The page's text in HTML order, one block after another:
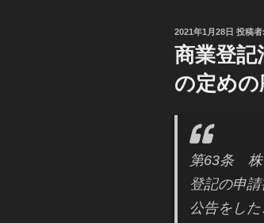
投
稿
日:
2021年1月28日 投稿者:
商業登
の定め
第63条 株
登記の申請
公告をし